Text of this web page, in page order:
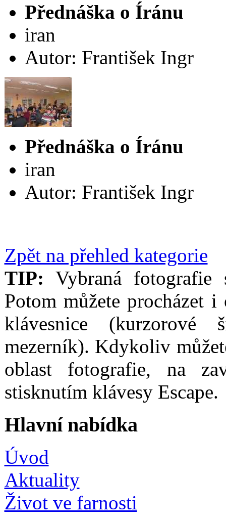
Přednáška o Íránu
iran
Autor: František Ingr
Přednáška o Íránu
iran
Autor: František Ingr
Zpět na přehled kategorie
TIP: Vybraná
Potom můžete procházet
klávesnice (kurzorové
mezerník). Kdykoliv
oblast fotografie, na
stisknutím klávesy Escape.
Hlavní nabídka
Úvod
Aktuality
Život ve farnosti